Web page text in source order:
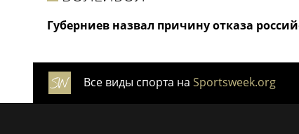
Губерниев назвал причину отказа
Все виды спорта на Sportsweek.org